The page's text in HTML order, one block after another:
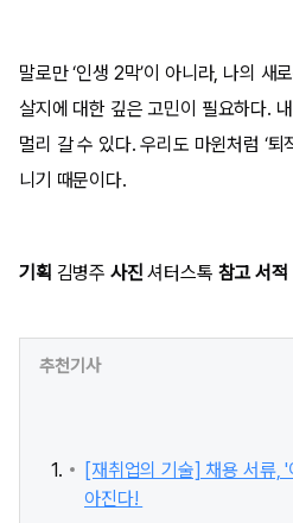
말로만 ‘인생 2막’이 아니라, 나의 새
살지에 대한 깊은 고민이 필요하다.
멀리 갈 수 있다. 우리도 마윈처럼 ‘퇴
니기 때문이다.
기획 김병주 사진 셔터스톡 참고 서적
추천기사
[재취업의 기술] 채용 서류,
아진다!